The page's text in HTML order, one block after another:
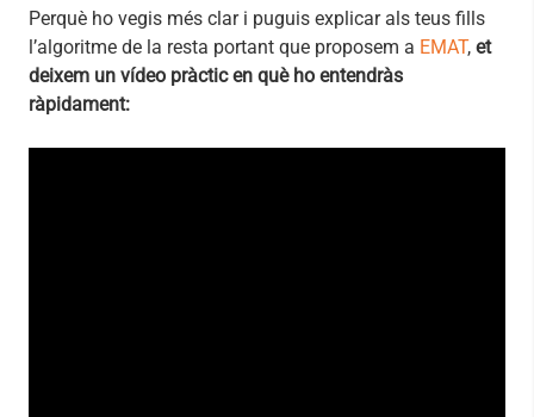
Perquè ho vegis més clar i puguis explicar als teus fills
l’algoritme de la resta portant que proposem a EMAT, et
deixem un vídeo pràctic en què ho entendràs
ràpidament: